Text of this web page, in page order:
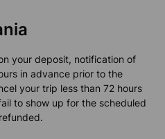
your deposit, notification of
in advance prior to the
your trip less than 72 hours
to show up for the scheduled